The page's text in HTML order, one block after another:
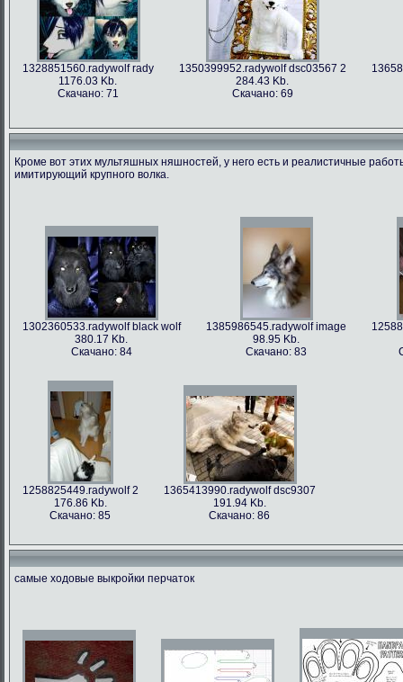
1328851560.radywolf rady
1176.03 Kb.
Скачано: 71
1350399952.radywolf dsc03567 2
284.43 Kb.
Скачано: 69
60.91 Kb.
Скачано: 79
1375506317.radywolf ao
492.86 Kb.
Скачано: 62
1393372244.radywolf eixin-20
3836.44 Kb.
Скачано: 70
1394357978.radywolf image
82.75 Kb.
Скачано: 70
Кроме вот этих мультяшных няшностей, у него есть и реалистичные
имитирующий крупного волка.
1302360533.radywolf black wolf
380.17 Kb.
Скачано: 84
1385986545.radywolf image
98.95 Kb.
Скачано: 83
1258825449.radywolf 2
176.86 Kb.
Скачано: 85
1365413990.radywolf dsc9307
191.94 Kb.
Скачано: 86
самые ходовые выкройки перчаток